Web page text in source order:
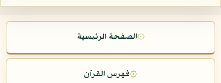
۞الصفحة الرئيسية
۞فهرس القرآن